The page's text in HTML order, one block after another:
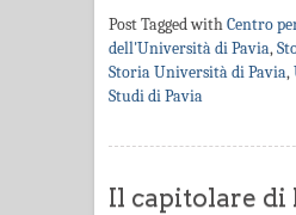
Post Tagged withCentro
dell'Università di Pavia,
Storia Università di Pavia,
Studi di Pavia
Il capitolare di